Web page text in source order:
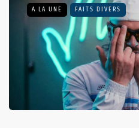
A LA UNE FAITS DIVERS